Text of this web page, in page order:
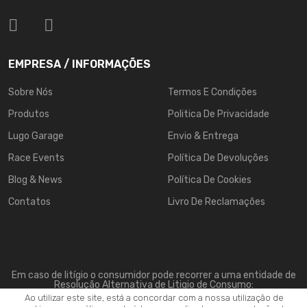
EMPRESA / INFORMAÇÕES
Sobre Nós
Produtos
Lugo Garage
Race Events
Blog & News
Contatos
Termos E Condições
Politica De Privacidade
Envio & Entrega
Política De Devoluções
Política De Cookies
Livro De Reclamações
Em caso de litígio o consumidor pode recorrer a uma entidade de
Resolução Alternativa de Litigio de Consumo:
Centro de Arbitragem de Conflitos de Consumo do Vale do Ave:
www.triave.pt
Ao utilizar este site, está a concordar com a nossa utilização de